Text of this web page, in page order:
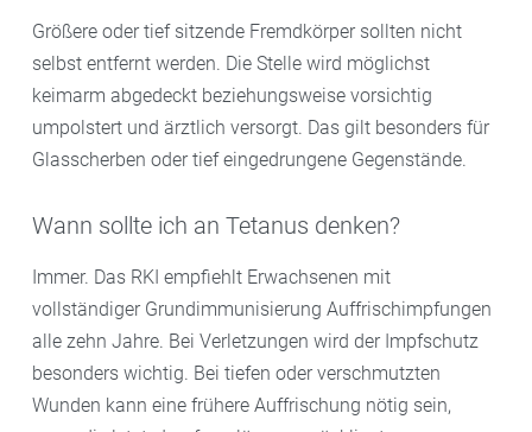
Größere oder tief sitzende Fremdkörper sollten nicht
selbst entfernt werden. Die Stelle wird möglichst
keimarm abgedeckt beziehungsweise vorsichtig
umpolstert und ärztlich versorgt. Das gilt besonders für
Glasscherben oder tief eingedrungene Gegenstände.
Wann sollte ich an Tetanus denken?
Immer. Das RKI empfiehlt Erwachsenen mit
vollständiger Grundimmunisierung Auffrischimpfungen
alle zehn Jahre. Bei Verletzungen wird der Impfschutz
besonders wichtig. Bei tiefen oder verschmutzten
Wunden kann eine frühere Auffrischung nötig sein,